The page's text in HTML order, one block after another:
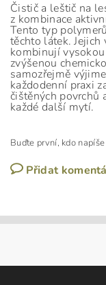
Čistič a leštič na
z kombinace
Tento typ
těchto látek.
kombinují
zvýšenou
samozřejmě
každodenní praxi
čištěných povrchů
každé další mytí.
Buďte první, kdo
Přidat